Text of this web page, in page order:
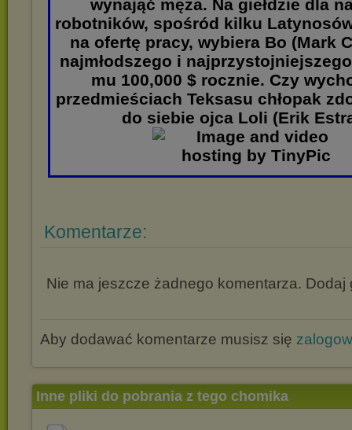
wynająć męża. Na giełdzie dla
robotników, spośród kilku
na ofertę pracy, wybiera Bo (Mark
najmłodszego i
mu 100,000 $ rocznie. Czy
przedmieściach Teksasu chłopak
do siebie ojca Loli (Erik
Komentarze:
Nie ma jeszcze żadnego komentarza. Dodaj
Aby dodawać komentarze musisz się
Inne pliki do pobrania z tego chomika